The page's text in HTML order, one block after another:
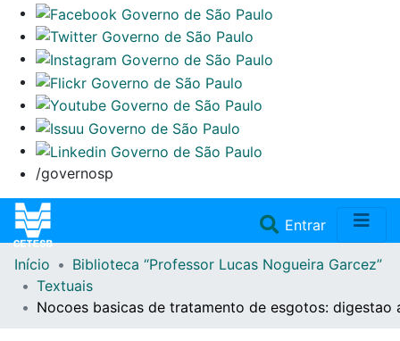
/governosp
Entrar(current)
Home
Início
Biblioteca “Professor Lucas Nogueira Garcez”
Textuais
Nocoes basicas de tratamento de esgotos: digestao